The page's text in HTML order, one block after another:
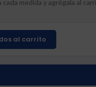
medida y agrégala al
al carrito